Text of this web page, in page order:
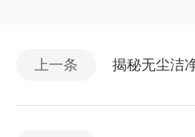
上一条 揭秘无尘洁